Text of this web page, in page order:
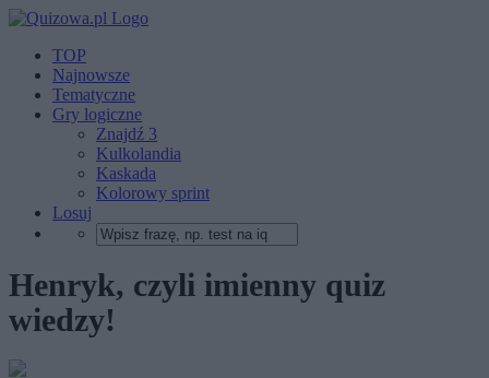
TOP
Najnowsze
Tematyczne
Gry logiczne
Znajdź 3
Kulkolandia
Kaskada
Kolorowy sprint
Losuj
Henryk, czyli imienny quiz
wiedzy!